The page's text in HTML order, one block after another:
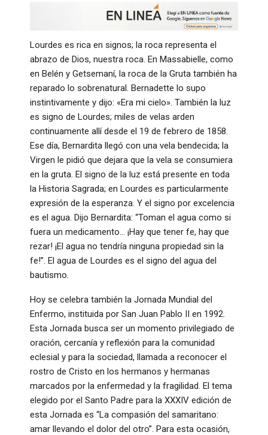
Lourdes es rica en signos; la roca representa el
abrazo de Dios, nuestra roca. En Massabielle, como
en Belén y Getsemaní, la roca de la Gruta también ha
reparado lo sobrenatural. Bernadette lo supo
instintivamente y dijo: «Era mi cielo». También la luz
es signo de Lourdes; miles de velas arden
continuamente allí desde el 19 de febrero de 1858.
Ese día, Bernardita llegó con una vela bendecida; la
Virgen le pidió que dejara que la vela se consumiera
en la gruta. El signo de la luz está presente en toda
la Historia Sagrada; en Lourdes es particularmente
expresión de la esperanza. Y el signo por excelencia
es el agua. Dijo Bernardita: “Toman el agua como si
fuera un medicamento… ¡Hay que tener fe, hay que
rezar! ¡El agua no tendría ninguna propiedad sin la
fe!”. El agua de Lourdes es el signo del agua del
bautismo.
Hoy se celebra también la Jornada Mundial del
Enfermo, instituida por San Juan Pablo II en 1992.
Esta Jornada busca ser un momento privilegiado de
oración, cercanía y reflexión para la comunidad
eclesial y para la sociedad, llamada a reconocer el
rostro de Cristo en los hermanos y hermanas
marcados por la enfermedad y la fragilidad. El tema
elegido por el Santo Padre para la XXXIV edición de
esta Jornada es “La compasión del samaritano:
amar llevando el dolor del otro”. Para esta ocasión,